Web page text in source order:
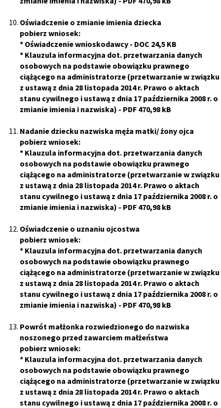
Oświadczenie o zmianie imienia dziecka
pobierz wniosek:
* Oświadczenie wnioskodawcy - DOC 24,5 KB
* Klauzula informacyjna dot. przetwarzania danych
osobowych na podstawie obowiązku prawnego
ciążącego na administratorze (przetwarzanie w związku
z ustawą z dnia 28 listopada 2014 r. Prawo o aktach
stanu cywilnego i ustawą z dnia 17 października 2008 r. o
zmianie imienia i nazwiska) - PDF 470,98 kB
Nadanie dziecku nazwiska męża matki/ żony ojca
pobierz wniosek:
* Klauzula informacyjna dot. przetwarzania danych
osobowych na podstawie obowiązku prawnego
ciążącego na administratorze (przetwarzanie w związku
z ustawą z dnia 28 listopada 2014 r. Prawo o aktach
stanu cywilnego i ustawą z dnia 17 października 2008 r. o
zmianie imienia i nazwiska) - PDF 470,98 kB
Oświadczenie o uznaniu ojcostwa
pobierz wniosek:
* Klauzula informacyjna dot. przetwarzania danych
osobowych na podstawie obowiązku prawnego
ciążącego na administratorze (przetwarzanie w związku
z ustawą z dnia 28 listopada 2014 r. Prawo o aktach
stanu cywilnego i ustawą z dnia 17 października 2008 r. o
zmianie imienia i nazwiska) - PDF 470,98 kB
Powrót małżonka rozwiedzionego do nazwiska
noszonego przed zawarciem małżeństwa
pobierz wniosek:
* Klauzula informacyjna dot. przetwarzania danych
osobowych na podstawie obowiązku prawnego
ciążącego na administratorze (przetwarzanie w związku
z ustawą z dnia 28 listopada 2014 r. Prawo o aktach
stanu cywilnego i ustawą z dnia 17 października 2008 r. o